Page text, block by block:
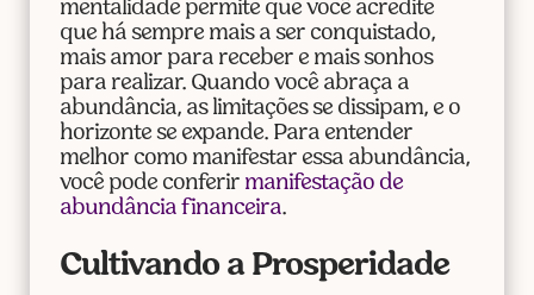
mentalidade permite que você acredite
que há sempre mais a ser conquistado,
mais amor para receber e mais sonhos
para realizar. Quando você abraça a
abundância, as limitações se dissipam, e o
horizonte se expande. Para entender
melhor como manifestar essa abundância,
você pode conferir manifestação de
abundância financeira.
Cultivando a Prosperidade